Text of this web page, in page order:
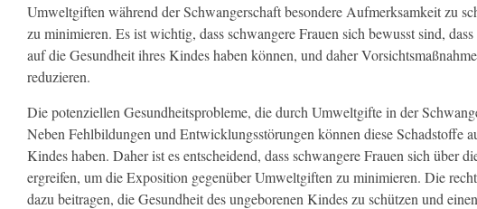
Umweltgiften während der Schwangerschaft besondere Aufmerksamkeit zu
zu minimieren. Es ist wichtig, dass schwangere Frauen sich bewusst sind,
auf die Gesundheit ihres Kindes haben können, und daher
reduzieren.
Die potenziellen Gesundheitsprobleme, die durch Umweltgifte in der
Neben Fehlbildungen und Entwicklungsstörungen können diese Schadstoffe
Kindes haben. Daher ist es entscheidend, dass schwangere Frauen sich über
ergreifen, um die Exposition gegenüber Umweltgiften zu minimieren. Die
dazu beitragen, die Gesundheit des ungeborenen Kindes zu schützen und